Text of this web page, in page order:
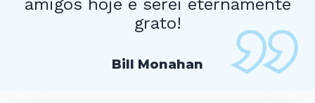
grato!
Bill Monahan